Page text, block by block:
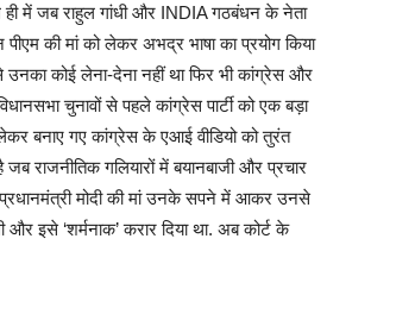
ही में जब राहुल गांधी और INDIA गठबंधन के नेता
पीएम की मां को लेकर अभद्र भाषा का प्रयोग किया
उनका कोई लेना-देना नहीं था फिर भी कांग्रेस और
चुनावों से पहले कांग्रेस पार्टी को एक बड़ा
बनाए गए कांग्रेस के एआई वीडियो को तुरंत
राजनीतिक गलियारों में बयानबाजी और प्रचार
प्रधानमंत्री मोदी की मां उनके सपने में आकर उनसे
इसे ‘शर्मनाक’ करार दिया था. अब कोर्ट के